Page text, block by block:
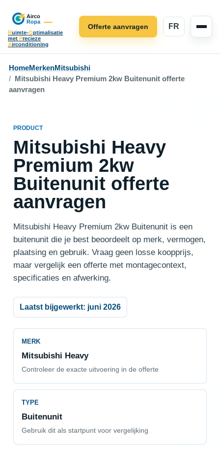
Ruimte-Optimalisatie
met Precieze
Airconditioning
FR
Offerte aanvragen
HomeMerkenMitsubishi
Mitsubishi Heavy Premium 2kw Buitenunit offerte
aanvragen
PRODUCT
Mitsubishi Heavy
Premium 2kw
Buitenunit offerte
aanvragen
Mitsubishi Heavy Premium 2kw Buitenunit is een
buitenunit die je best beoordeelt op merk, vermogen,
plaatsing en gebruik. Vraag geen losse koopprijs,
maar vergelijk een offerte met montagecontext,
specificaties en afwerking.
Laatst bijgewerkt: juni 2026
MERK
Mitsubishi Heavy
Controleer de exacte uitvoering in de offerte
TYPE
Buitenunit
Gebruik dit als startpunt voor vergelijking